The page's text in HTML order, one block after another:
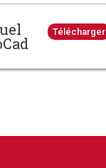
Télécharger